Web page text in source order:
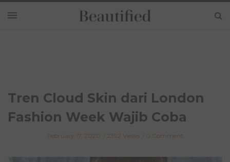
Tren Cloud Skin dari London
Fashion Week Wajib Coba
February 17, 2020 2392 Views 0 Comment